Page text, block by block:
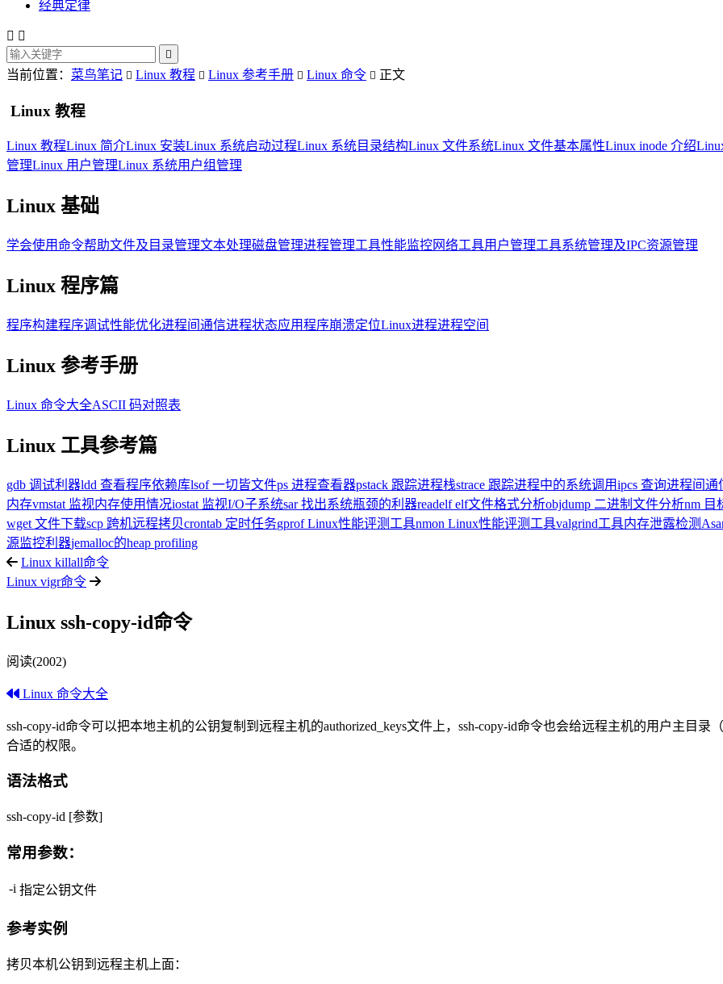
经典定律
 

当前位置： 菜鸟笔记  Linux 教程  Linux 参考手册  Linux 命令  正文
Linux 教程
Linux 教程Linux 简介Linux 安装Linux 系统启动过程Linux 系统目录结构Linux 文件系统Linux 文件基本属性Linux inode 介绍
管理Linux 用户管理Linux 系统用户组管理
Linux 基础
学会使用命令帮助文件及目录管理文本处理磁盘管理进程管理工具性能监控网络工具用户管理工具系统管理及IPC资源管理
Linux 程序篇
程序构建程序调试性能优化进程间通信进程状态应用程序崩溃定位Linux进程进程空间
Linux 参考手册
Linux 命令大全ASCII 码对照表
Linux 工具参考篇
gdb 调试利器ldd 查看程序依赖库lsof 一切皆文件ps 进程查看器pstack 跟踪进程栈strace 跟踪进程中的系统调用ipcs 查询进程间通
内存vmstat 监视内存使用情况iostat 监视I/O子系统sar 找出系统瓶颈的利器readelf elf文件格式分析objdump 二进制文件分析nm 目
wget 文件下载scp 跨机远程拷贝crontab 定时任务gprof Linux性能评测工具nmon Linux性能评测工具valgrind工具内存泄露检测
源监控利器jemalloc的heap profiling
Linux killall命令
Linux vigr命令
Linux ssh-copy-id命令
阅读(2002)
Linux 命令大全
ssh-copy-id命令可以把本地主机的公钥复制到远程主机的authorized_keys文件上，ssh-copy-id命令也会给远程主机的用户主目录（
合适的权限。
语法格式
ssh-copy-id [参数]
常用参数：
-i 指定公钥文件
参考实例
拷贝本机公钥到远程主机上面：